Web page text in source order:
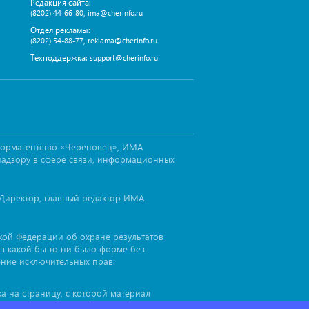
Редакция сайта:
(8202) 44-66-80, ima@cherinfo.ru
Отдел рекламы:
(8202) 54-88-77, reklama@cherinfo.ru
Техподдержка: support@cherinfo.ru
«Череповец», ИМА
в сфере связи, информационных
главный редактор ИМА
Федерации об охране результатов
какой бы то ни было форме без
исключительных прав:
на страницу, с которой материал